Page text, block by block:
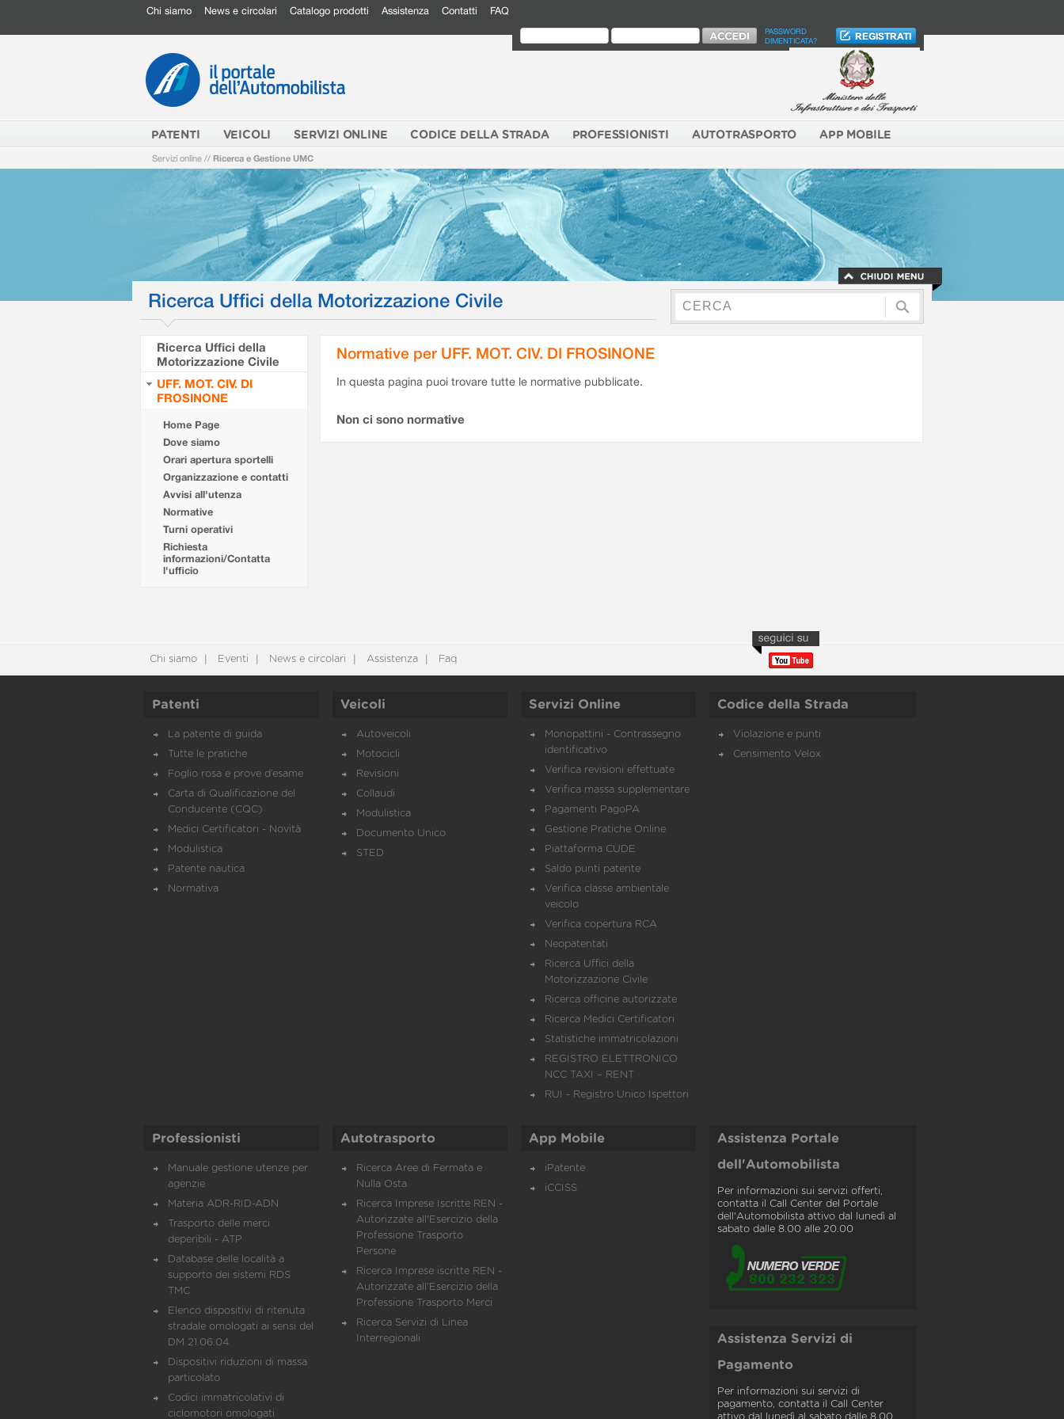
Chi siamo News e circolari Catalogo prodotti Assistenza Contatti FAQ
PASSWORD
DIMENTICATA?
PATENTI VEICOLI SERVIZI ONLINE CODICE DELLA STRADA PROFESSIONISTI AUTOTRASPORTO APP MOBILE
Servizi online // Ricerca e Gestione UMC
Ricerca Uffici della Motorizzazione Civile
Ricerca Uffici della
Motorizzazione Civile
UFF. MOT. CIV. DI
FROSINONE
Home Page
Dove siamo
Orari apertura sportelli
Organizzazione e contatti
Avvisi all'utenza
Normative
Turni operativi
Richiesta
informazioni/Contatta
l'ufficio
Normative per UFF. MOT. CIV. DI FROSINONE
In questa pagina puoi trovare tutte le normative pubblicate.
Non ci sono normative
Chi siamo Eventi News e circolari Assistenza Faq
Patenti
La patente di guida
Tutte le pratiche
Foglio rosa e prove d’esame
Carta di Qualificazione del
Conducente (CQC)
Medici Certificatori - Novità
Modulistica
Patente nautica
Normativa
Veicoli
Autoveicoli
Motocicli
Revisioni
Collaudi
Modulistica
Documento Unico
STED
Servizi Online
Monopattini - Contrassegno
identificativo
Verifica revisioni effettuate
Verifica massa supplementare
Pagamenti PagoPA
Gestione Pratiche Online
Piattaforma CUDE
Saldo punti patente
Verifica classe ambientale
veicolo
Verifica copertura RCA
Neopatentati
Ricerca Uffici della
Motorizzazione Civile
Ricerca officine autorizzate
Ricerca Medici Certificatori
Statistiche immatricolazioni
REGISTRO ELETTRONICO
NCC TAXI – RENT
RUI - Registro Unico Ispettori
Codice della Strada
Violazione e punti
Censimento Velox
Professionisti
Manuale gestione utenze per
agenzie
Materia ADR-RID-ADN
Trasporto delle merci
deperibili - ATP
Database delle località a
supporto dei sistemi RDS
TMC
Elenco dispositivi di ritenuta
stradale omologati ai sensi del
DM 21.06.04
Dispositivi riduzioni di massa
particolato
Codici immatricolativi di
ciclomotori omologati
Autotrasporto
Ricerca Aree di Fermata e
Nulla Osta
Ricerca Imprese Iscritte REN -
Autorizzate all'Esercizio della
Professione Trasporto
Persone
Ricerca Imprese iscritte REN -
Autorizzate all'Esercizio della
Professione Trasporto Merci
Ricerca Servizi di Linea
Interregionali
App Mobile
iPatente
iCCISS
Assistenza Portale
dell'Automobilista
Per informazioni sui servizi offerti,
contatta il Call Center del Portale
dell'Automobilista attivo dal lunedì al
sabato dalle 8.00 alle 20.00
Assistenza Servizi di
Pagamento
Per informazioni sui servizi di
pagamento, contatta il Call Center